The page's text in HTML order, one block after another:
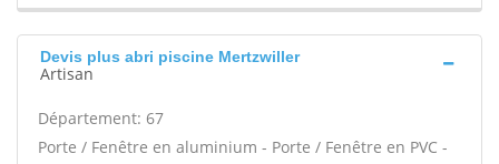
Devis plus abri piscine Mertzwiller
Artisan
Département: 67
Porte / Fenêtre en aluminium - Porte / Fenêtre en PVC -